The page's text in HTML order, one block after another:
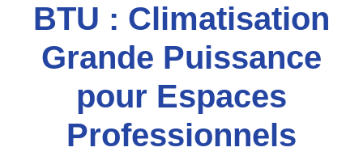
BTU : Climatisation
Grande Puissance
pour Espaces
Professionnels